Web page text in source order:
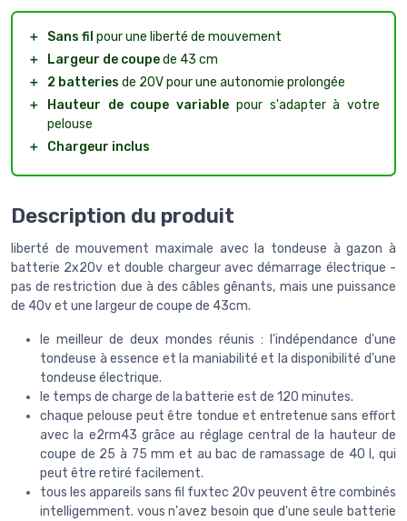
＋ Sans fil pour une liberté de mouvement
＋
Largeur de coupede 43 cm
＋
2 batteries de 20V pour une autonomie prolongée
＋
Hauteur de coupe variable pour s'adapter à votre
pelouse
＋
Chargeur inclus
Description du produit
liberté de mouvement maximale avec la tondeuse à gazon à
batterie 2x20v et double chargeur avec démarrage électrique -
pas de restriction due à des câbles gênants, mais une puissance
de 40v et une largeur de coupe de 43cm.
le meilleur de deux mondes réunis : l'indépendance d'une
tondeuse à essence et la maniabilité et la disponibilité d'une
tondeuse électrique.
le temps de charge de la batterie est de 120 minutes.
chaque pelouse peut être tondue et entretenue sans effort
avec la e2rm43 grâce au réglage central de la hauteur de
coupe de 25 à 75 mm et au bac de ramassage de 40 l, qui
peut être retiré facilement.
tous les appareils sans fil fuxtec 20v peuvent être combinés
intelligemment. vous n'avez besoin que d'une seule batterie